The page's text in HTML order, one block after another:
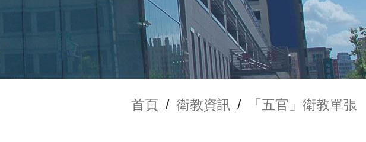
首頁 / 衛教資訊 / 「五官」衛教單張